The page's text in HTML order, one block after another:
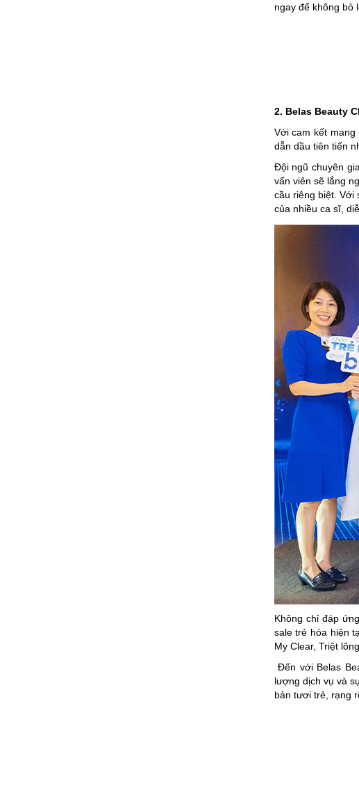
ngay để không bỏ
2. Belas Beauty
Với cam kết
dẫn dầu tiên tiến
Đội ngũ chuyên
vấn viên sẽ lắng
cầu riêng biệt. Với
của nhiều ca sĩ,
Không chỉ đáp
sale trẻ hóa hiện
My Clear, Triệt
Đến với Belas
lượng dịch vụ và
bản tươi trẻ, rạng